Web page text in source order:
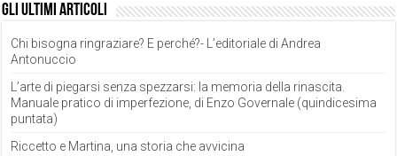
Gli ultimi articoli
Chi bisogna ringraziare? E perché?- L’editoriale di Andrea
Antonuccio
L’arte di piegarsi senza spezzarsi: la memoria della rinascita.
Manuale pratico di imperfezione, di Enzo Governale (quindicesima
puntata)
Riccetto e Martina, una storia che avvicina